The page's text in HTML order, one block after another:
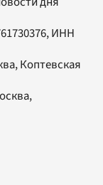
ИНН
Коптевская
,